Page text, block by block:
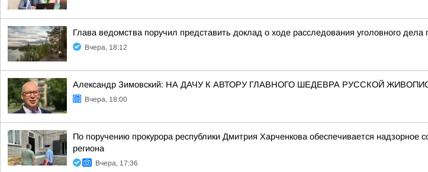
Глава ведомства поручил представить доклад о ходе расследования уголовного
Вчера, 18:12
Александр Зимовский: НА ДАЧУ К АВТОРУ ГЛАВНОГО ШЕДЕВРА РУССКОЙ
Вчера, 18:00
По поручению прокурора республики Дмитрия Харченкова обеспечивается
региона
Вчера, 17:36